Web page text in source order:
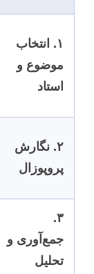
۱. انتخاب
موضوع و
استاد
۲. نگارش
پروپوزال
۳.
جمع‌آوری و
تحلیل